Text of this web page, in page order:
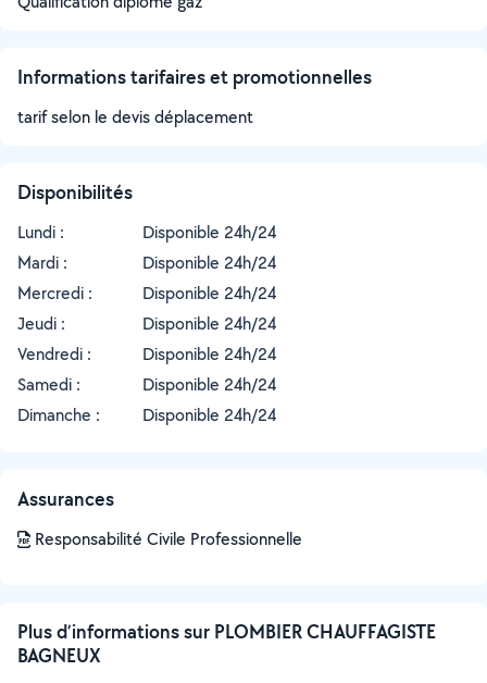
Informations tarifaires et promotionnelles
tarif selon le devis déplacement
Disponibilités
Lundi :
Disponible 24h/24
Mardi :
Disponible 24h/24
Mercredi :
Disponible 24h/24
Jeudi :
Disponible 24h/24
Vendredi :
Disponible 24h/24
Samedi :
Disponible 24h/24
Dimanche :
Disponible 24h/24
Assurances
Responsabilité Civile Professionnelle
Plus d’informations sur PLOMBIER CHAUFFAGISTE
BAGNEUX